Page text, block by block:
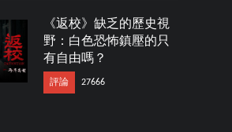
《返校》缺乏的歷史視
野：白色恐怖鎮壓的只
有自由嗎？
評論 27666